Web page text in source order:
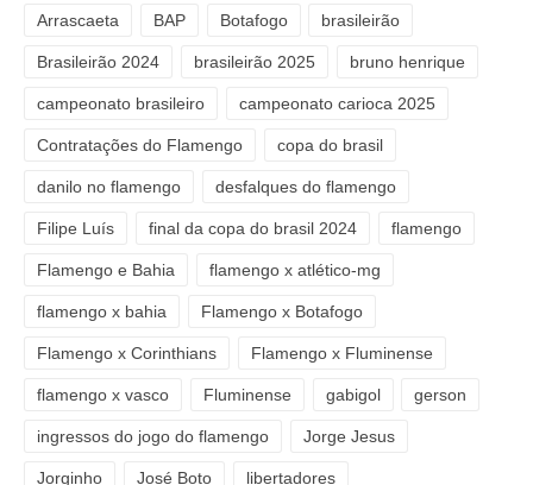
Arrascaeta BAP Botafogo brasileirão
Brasileirão 2024 brasileirão 2025 bruno henrique
campeonato brasileiro campeonato carioca 2025
Contratações do Flamengo copa do brasil
danilo no flamengo desfalques do flamengo
Filipe Luís final da copa do brasil 2024 flamengo
Flamengo e Bahia flamengo x atlético-mg
flamengo x bahia Flamengo x Botafogo
Flamengo x Corinthians Flamengo x Fluminense
flamengo x vasco Fluminense gabigol gerson
ingressos do jogo do flamengo Jorge Jesus
Jorginho José Boto libertadores